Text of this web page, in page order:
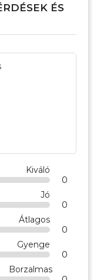
ÉS
Kiváló
0
Jó
0
Átlagos
0
Gyenge
0
Borzalmas
wishlist